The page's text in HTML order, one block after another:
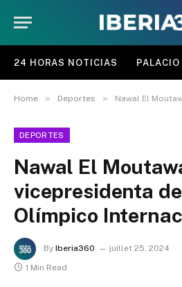
24 HORAS NOTICIAS PALACIO
Home » Deportes » Nawal El Moutawakil elegida
DEPORTES
Nawal El
vicepresidenta
Olímpico
By Iberia360 juillet 25, 2024
1 Min Read